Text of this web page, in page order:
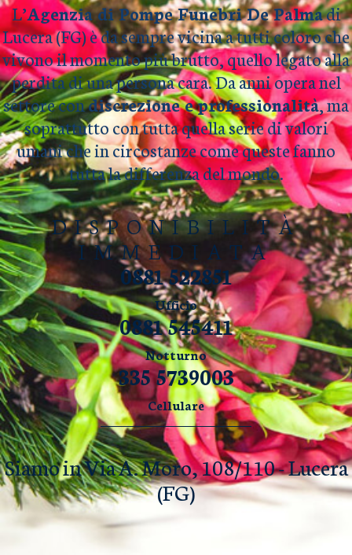
L’Agenzia di Pompe Funebri De Palmadi
Lucera (FG) è da sempre vicina a tutti coloro che
vivono il momento più brutto, quello legato alla
perdita di una persona cara. Da anni opera nel
settore condiscrezione e professionalità, ma
soprattutto con tutta quella serie di valori
umani che in circostanze come queste fanno
tutta la differenza del mondo.
DISPONIBILITÀ
IMMEDIATA
0881 522851
Ufficio
0881 545411
Notturno
335 5739003
Cellulare
Siamo in Via A. Moro, 108/110 - Lucera
(FG)